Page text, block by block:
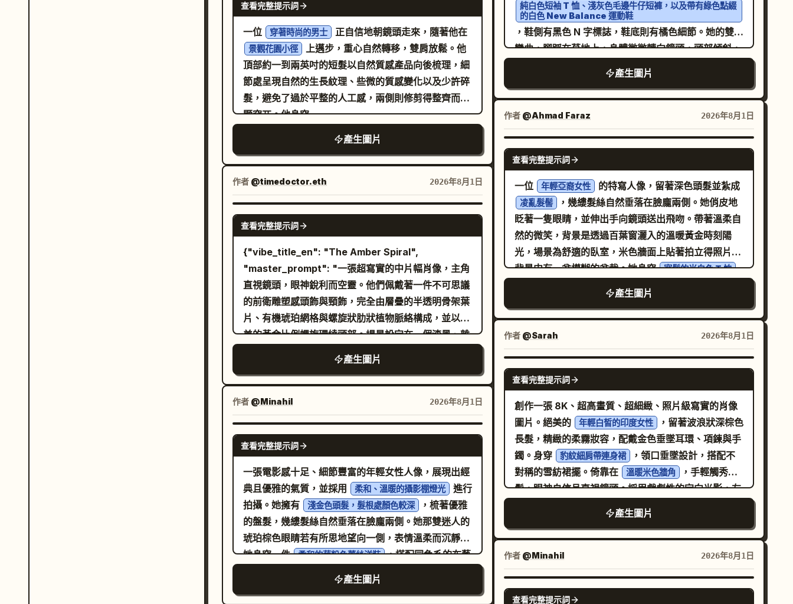
結合細膩的倫勃朗式定向補光來雕刻面部特徵。使用
Hasselblad H6D-100c 搭配 70mm 鏡頭，光圈 f/5.6
拍攝。呈現真實的 Kodak Portra 400 底片質感，展示
原始的毛孔細節和類比顆粒感。無霓虹燈，強調超觸
感、不可思議的編輯寫實主義。", "meta": {
"intent": "編輯超現實主義", "priorities": "超寫實苔
蘚紋理、光澤皮膚鏡面高光、嚴格的中近景構圖、實體
特效錯覺。", "device_profile": "Hasselblad H6D-
100c 中片幅" }, "frame": { "aspect": "4:5",
"composition": "編輯中近景（胸部以上）",
"layout": "主體居中，巨大的苔蘚鱷魚吻部佔據下方
前景和側面。", "camera_angle": "平視直拍",
"tilt_roll_degrees": "0" }, "subject": { "gender":
"女性", "identity": "主角，一位中性或通用的編輯模
"face": "高光澤完美肌膚，汗濕水潤，顯著的鏡面高
光，輪廓分明的下顎線", "hair": "後梳油頭，微濕，緊
緻俐落", "body": "自信姿勢，挺胸，身體微傾",
"expression": "挑戰性的直視目光，叛逆的淺笑",
"pose": "倚靠在超現實生物上，雙手完全置於畫面
"wardrobe_accessories": { "garments": [ {
"item": "訂製西裝外套", "material": "絲綢混紡",
"color": "粉彩色", "fit": "俐落，結構感肩部" } ],
"accessories": [ { "item": "粗框光學眼鏡",
"color": "粉彩色", "material": "醋酸纖維",
"brand_style": "高級時裝前衛風格" } ] },
"environment": { "setting": "啞光粉彩色無縫攝影
棚背景", "surfaces": "濕潤茂密的生態缸苔蘚，平滑
的粉色紙質背景", "depth": "淺景深，將細節豐富的主
體與平坦背景分離" }
查看完整提示詞
一位 穿著時尚的男士 正自信地朝鏡頭走來，隨著他在
景觀花園小徑
上邁步，重心自然轉移，雙肩放鬆。他
頂部約一到兩英吋的短髮以自然質感產品向後梳理，細
節處呈現自然的生長紋理、些微的質感變化以及少許碎
髮，避免了過於平整的人工感，兩側則修剪得整齊而不
顯突兀。他身穿
，並搭配深色皮鞋。他表情嚴肅且自然，嘴部閉合呈中
上捕捉到細膩柔和的反光。他的左手俐落插在褲袋中，
僅露出佩戴銀色手錶的手腕與部分手緣；右手則自然放
鬆地舉至耳邊，輕握著一支白色智慧型手機，手指自然
彎曲環繞在手機背面與邊緣，設備頂部邊緣捕捉到一抹
微弱的高光。他立足於前景中，腳下是直接鋪設在翠綠
草地上的風化粗糙長方形淺灰色石板，鞋底下方及石板
後方投射出短而淡、邊緣柔和的陰影。中景處，茂密且
修剪整齊的深綠色黃楊木籬笆形成了一道方正的水平
帶，右側兩棵高聳的義大利柏樹垂直伸向天空，形成鮮
明對比。深邃且略顯模糊的背景展現出一片開闊的景
致，平靜的去飽和藍灰色水面與綿延起伏的山脈相接，
方投射出的冷冽、柔和且漫射的自然光中，營造出寧
靜、憂鬱且精緻的靜謐奢華氛圍。色彩配置強調冷色調
與互補對比，將男士服裝的黑白強烈對比與植被的松綠
色及去飽和的背景相互襯托。此影像以 85mm 鏡頭搭
配大光圈進行平視拍攝，呈現出高度寫實的數位攝影效
果，電影級的編輯視角確保主體對焦清晰，中等景深過
渡至柔和的背景散景，並添加了細微的數位雜訊、略微
降低的曝光度與清脆的冷色調，最終以 4:5 的比例完美
呈現。
產生圖片
作者 @timedoctor.eth 2026年8月1日
NANO BANANA PRO
查看完整提示詞
{"vibe_title_en": "The Amber Spiral",
"master_prompt": "一張超寫實的中片幅肖像，主角
直視鏡頭，眼神銳利而空靈。他們佩戴著一件不可思議
的前衛雕塑感頭飾與頸飾，完全由層疊的半透明骨架葉
片、有機琥珀網格與螺旋狀肋狀植物脈絡構成，並以完
美的黃金比例螺旋環繞頭部。場景設定在一個漆黑、雜
亂且擁擠的植物煉金術士檔案室中。在他們身後，深邃
陰影中隱約可見高聳且混亂的乾燥植物堆、琥珀標本與
懸掛的紙質種莢，營造出一種充滿紋理的忙碌虛空感。
電影級光影：高對比度的明暗對照法，以單一柔和的金
色倫勃朗式主光，照亮葉脈的細微結構與主角皮膚的天
然毛孔。使用 Hasselblad H6D-100c 拍攝，搭配
100mm f/2.2 鏡頭，焦點銳利地對準眼睛與葉片雕塑
的前緣，而密集堆疊的背景則隱沒在豐富、黑暗且充滿
散景的深淵中。真實底片顆粒感，Kodak Portra 160
色彩科學，深赭色與金黃色調對比純黑色背景。無霓虹
燈光。", "meta": {"intent": "創作一張前衛、超現實
的編輯肖像，將高階時尚的實拍效果與有機植物學融合
在深沉的陰影環境中。", "priorities": "皮膚紋理、精
緻的結構性葉片/網格細節、明暗對照光影，以及密集
但深沉的背景。", "device_profile": "中片幅數位攝
影"}, "frame": {"aspect": "肖像", "composition":
產生圖片
作者 @Minahil 2026年8月1日
NANO BANANA PRO
查看完整提示詞
一張電影感十足、細節豐富的年輕女性人像，展現出經
典且優雅的氣質，並採用
柔和、溫暖的攝影棚燈光
進行
拍攝。她擁有
淺金色頭髮，髮根處顏色較深
，梳著優雅
的盤髮，幾縷髮絲自然垂落在臉龐兩側。她那雙迷人的
琥珀棕色眼睛若有所思地望向一側，表情溫柔而沉靜。
她身穿一件 柔和的藕粉色蕾絲洋裝 ，搭配同色系的布藝
頸圈，以及精緻的銀色項鍊與耳環。背景為深色、充滿
情緒張力且具備紋理的攝影棚布景，進一步襯托出整張
產生圖片
純白色短袖 T 恤、淺灰色毛邊牛仔短褲，以及帶有綠色點綴
的白色 New Balance 運動鞋
，鞋側有黑色 N 字標誌，鞋底則有橘色細節。她的雙腿
彎曲，腳踩在草地上，身體微微轉向鏡頭，頭部傾斜，
雙眼輕閉，露出溫柔放鬆的微笑。
前景為零星的綠草地與質感粗糙的白色混凝土護欄。背景呈
現佈滿深灰色岩石的海岸線、陰天下的柔和海浪、遠處翠綠
的森林山丘，左上方則有大型棕櫚葉與茂密綠樹作為框架。
柔和的自然日光，陰天帶來的微弱色調，寫實攝影風
格，低角度全身鏡頭，高細節，自然的皮膚紋理，主體
清晰對焦。
產生圖片
作者 @Ahmad Faraz 2026年8月1日
NANO BANANA PRO
查看完整提示詞
一位 年輕亞裔女性 的特寫人像，留著深色頭髮並紮成
凌亂髮髻
，幾縷髮絲自然垂落在臉龐兩側。她俏皮地
眨著一隻眼睛，並伸出手向鏡頭送出飛吻。帶著溫柔自
然的微笑，背景是透過百葉窗灑入的溫暖黃金時刻陽
光，場景為舒適的臥室，米色牆面上貼著拍立得照片，
背景中有一盆模糊的盆栽。她身穿 寬鬆的米白色 T 恤
，戴著一條細金項鍊。淺景深，溫暖夢幻的色調，自然
的底片質感，柔和的漫射光，營造出親密且自然的氛
圍，使用 50mm 鏡頭拍攝，淺景深散景效果。
產生圖片
作者 @Sarah 2026年8月1日
NANO BANANA PRO
查看完整提示詞
創作一張 8K、超高畫質、超細緻、照片級寫實的肖像
圖片。絕美的
年輕白皙的印度女性
，留著波浪狀深棕色
長髮，精緻的柔霧妝容，配戴金色垂墜耳環、項鍊與手
鐲。身穿
豹紋細肩帶連身裙
，領口垂墜設計，搭配不
對稱的雪紡裙擺。倚靠在
溫暖米色牆角
，手輕觸秀
髮，眼神自信且直視鏡頭。採用戲劇性的定向光影，左
產生圖片
作者 @Minahil 2026年8月1日
NANO BANANA PRO
查看完整提示詞